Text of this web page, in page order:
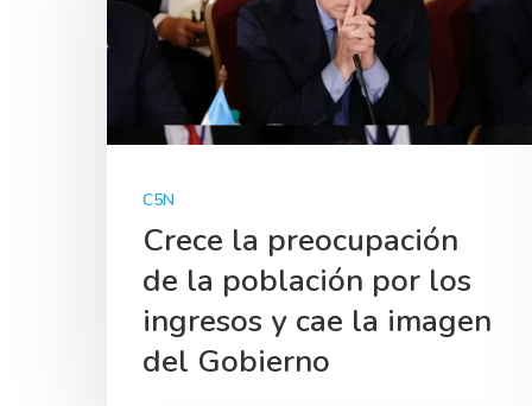
C5N
Crece la preocupación
de la población por los
ingresos y cae la imagen
del Gobierno